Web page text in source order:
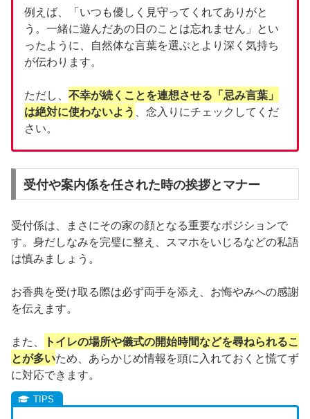
例えば、「いつも優しく見守ってくれてありがと
う。一緒に遊んだあの日のことは忘れません」とい
ったように、自然体な言葉を選ぶとより深く気持ち
が伝わります。
ただし、 不幸が続くことを連想させる「忌み言葉」
は絶対に使わないよう 、念入りにチェックしてくだ
さい。
受付や案内係を任された時の挨拶とマナー
受付係は、まさにその家の顔となる重要なポジションで
す。身だしなみを完璧に整え、スマホをいじるなどの私語
は慎みましょう。
お香典を受け取る際は必ず両手を添え、お悔やみへの感謝
を伝えます。
また、
トイレの場所や儀式の開始時間などを尋ねられるこ
とが多いため、あらかじめ情報を頭に入れておくと慌てず
に対応できます。